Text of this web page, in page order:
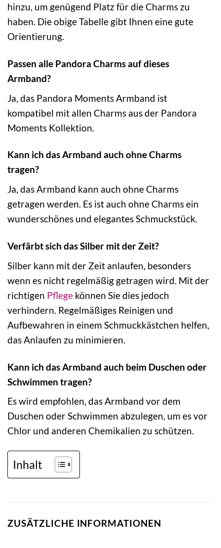
hinzu, um genügend Platz für die Charms zu
haben. Die obige Tabelle gibt Ihnen eine gute
Orientierung.
Passen alle Pandora Charms auf dieses
Armband?
Ja, das Pandora Moments Armband ist
kompatibel mit allen Charms aus der Pandora
Moments Kollektion.
Kann ich das Armband auch ohne Charms
tragen?
Ja, das Armband kann auch ohne Charms
getragen werden. Es ist auch ohne Charms ein
wunderschönes und elegantes Schmuckstück.
Verfärbt sich das Silber mit der Zeit?
Silber kann mit der Zeit anlaufen, besonders
wenn es nicht regelmäßig getragen wird. Mit der
richtigen Pflege können Sie dies jedoch
verhindern. Regelmäßiges Reinigen und
Aufbewahren in einem Schmuckkästchen helfen,
das Anlaufen zu minimieren.
Kann ich das Armband auch beim Duschen oder
Schwimmen tragen?
Es wird empfohlen, das Armband vor dem
Duschen oder Schwimmen abzulegen, um es vor
Chlor und anderen Chemikalien zu schützen.
Inhalt
ZUSÄTZLICHE INFORMATIONEN